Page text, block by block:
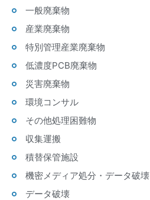
一般廃棄物
産業廃棄物
特別管理産業廃棄物
低濃度PCB廃棄物
災害廃棄物
環境コンサル
その他処理困難物
収集運搬
積替保管施設
機密メディア処分・データ破壊
データ破壊